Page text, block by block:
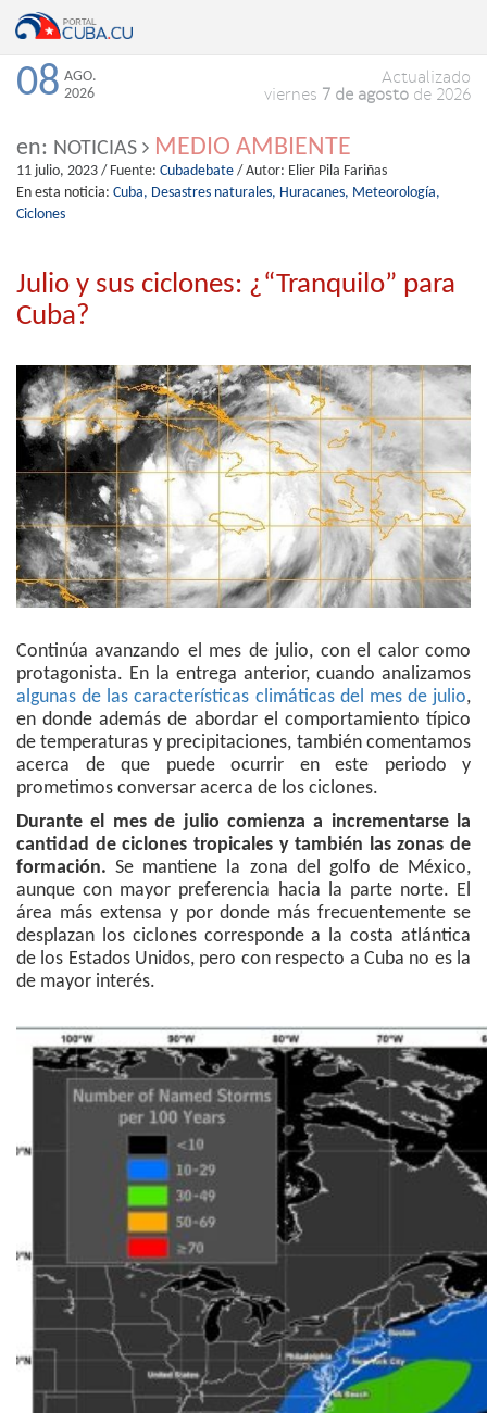
08 AGO.
2026
Actualizado
viernes 7 de agosto de 2026
en: NOTICIAS MEDIO AMBIENTE
11 julio, 2023 / Fuente: Cubadebate / Autor: Elier Pila Fariñas
En esta noticia: Cuba, Desastres naturales, Huracanes, Meteorología,
Ciclones
Julio y sus ciclones: ¿“Tranquilo” para
Cuba?
Continúa avanzando el mes de julio, con el calor como
protagonista. En la entrega anterior, cuando analizamos
algunas de las características climáticas del mes de julio,
en donde además de abordar el comportamiento típico
de temperaturas y precipitaciones, también comentamos
acerca de que puede ocurrir en este periodo y
prometimos conversar acerca de los ciclones.
Durante el mes de julio comienza a incrementarse la
cantidad de ciclones tropicales y también las zonas de
formación. Se mantiene la zona del golfo de México,
aunque con mayor preferencia hacia la parte norte. El
área más extensa y por donde más frecuentemente se
desplazan los ciclones corresponde a la costa atlántica
de los Estados Unidos, pero con respecto a Cuba no es la
de mayor interés.